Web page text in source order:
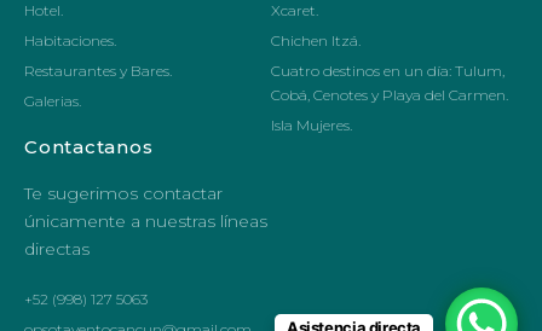
Hotel.
Habitaciones.
Restaurantes y Bares.
Galerias.
Xcaret.
Chichen Itzá.
Cuatro destinos en un día: Tulum,
Cobá, Cenotes y Playa del Carmen.
Isla Mujeres.
Contactanos
Te sugerimos contactar
únicamente a nuestras líneas
directas
+52 (998) 127 5063